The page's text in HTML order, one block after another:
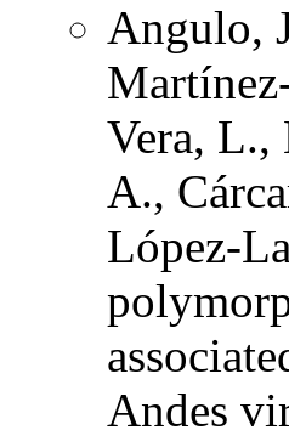
Angulo,
Vera, L.,
A.,
López-
Andes